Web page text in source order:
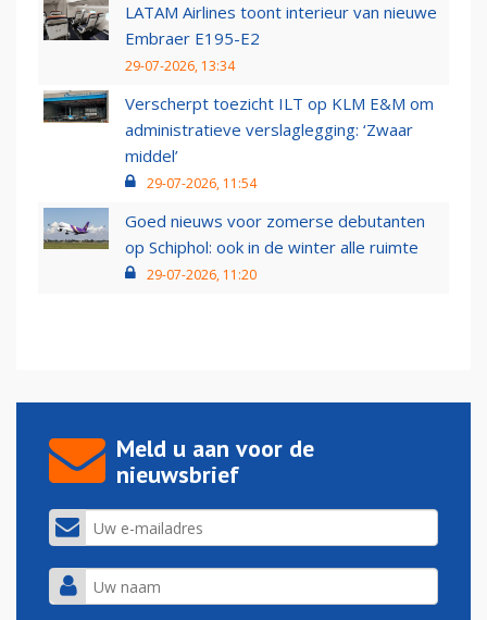
LATAM Airlines toont interieur van nieuwe
Embraer E195-E2
29-07-2026, 13:34
Verscherpt toezicht ILT op KLM E&M om
administratieve verslaglegging: ‘Zwaar
middel’
29-07-2026, 11:54
Goed nieuws voor zomerse debutanten
op Schiphol: ook in de winter alle ruimte
29-07-2026, 11:20
Meld u aan voor de
nieuwsbrief